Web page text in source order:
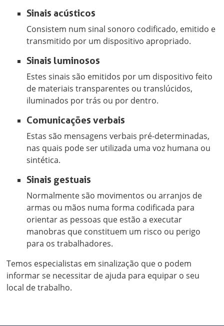
Sinais acústicos
Consistem num sinal sonoro codificado, emitido e
transmitido por um dispositivo apropriado.
Sinais luminosos
Estes sinais são emitidos por um dispositivo feito
de materiais transparentes ou translúcidos,
iluminados por trás ou por dentro.
Comunicações verbais
Estas são mensagens verbais pré-determinadas,
nas quais pode ser utilizada uma voz humana ou
sintética.
Sinais gestuais
Normalmente são movimentos ou arranjos de
armas ou mãos numa forma codificada para
orientar as pessoas que estão a executar
manobras que constituem um risco ou perigo
para os trabalhadores.
Temos especialistas em sinalização que o podem
informar se necessitar de ajuda para equipar o seu
local de trabalho.